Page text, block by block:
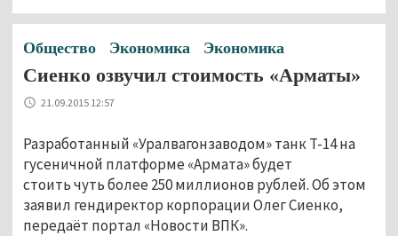
Общество Экономика Экономика
Сиенко озвучил стоимость «Арматы»
21.09.2015 12:57
Разработанный «Уралвагонзаводом» танк Т-14 на
гусеничной платформе «Армата» будет
стоить чуть более 250 миллионов рублей. Об этом
заявил гендиректор корпорации Олег Сиенко,
передаёт портал «Новости ВПК».